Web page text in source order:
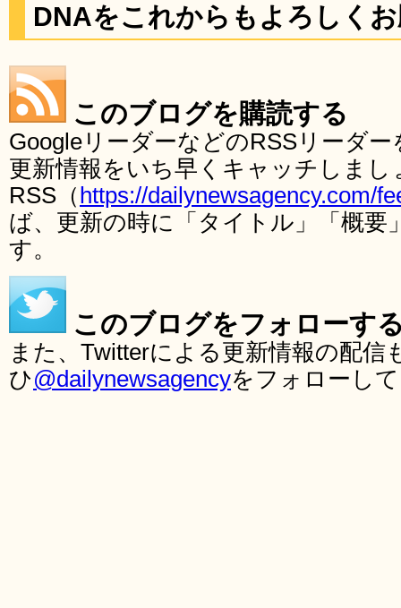
DNAをこれからもよろしく
このブログを購読する
GoogleリーダーなどのRSSリーダ
更新情報をいち早くキャッチしま
RSS（ https://dailynewsagency.com/
ば、更新の時に「タイトル」「概要
す。
このブログをフォローす
また、Twitterによる更新情報の配
ひ@dailynewsagencyをフォローし